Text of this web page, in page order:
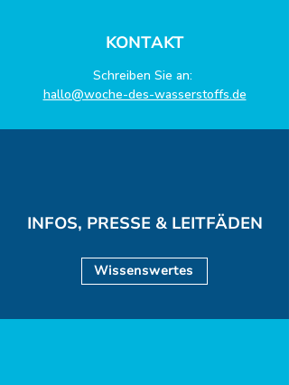
KONTAKT
Schreiben Sie an:
hallo@woche-des-wasserstoffs.de
INFOS, PRESSE & LEITFÄDEN
Wissenswertes